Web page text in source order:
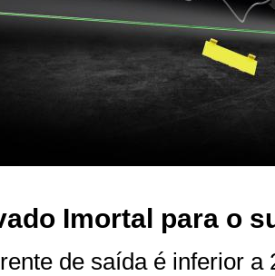
Imortal para o
de saída é inferior a